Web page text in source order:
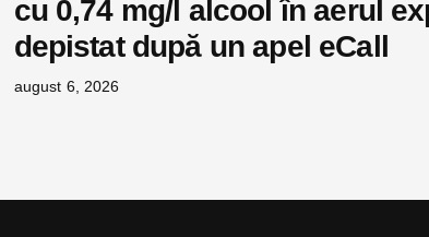
cu 0,74 mg/l alcool în aerul
depistat după un apel eCall
august 6, 2026